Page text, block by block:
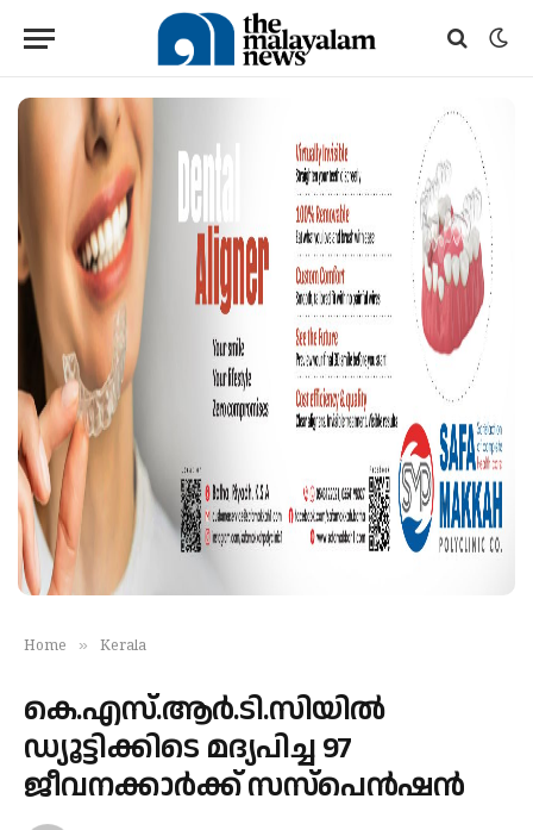
Home » Kerala
കെ.എസ്.ആർ.ടി.സിയിൽ
ഡ്യൂട്ടിക്കിടെ മദ്യപിച്ച 97
ജീവനക്കാർക്ക് സസ്‌പെൻഷൻ